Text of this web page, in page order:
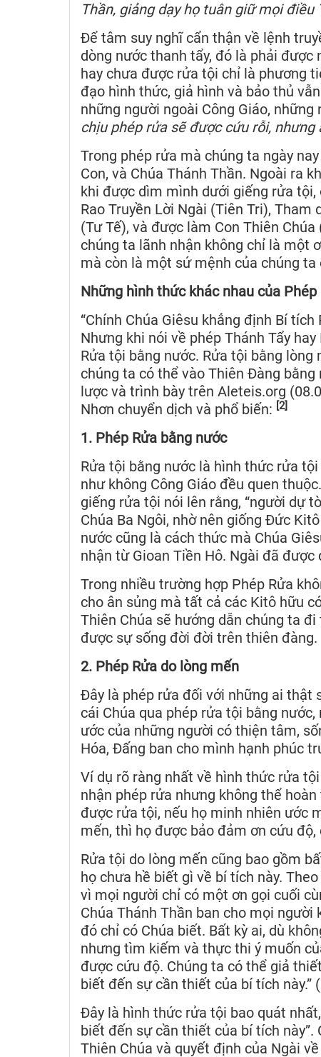
Thần, giảng dạy họ tuân giữ mọi điều
Để tâm suy nghĩ cẩn thận về lệnh
dòng nước thanh tẩy, đó là phải
hay chưa được rửa tội chỉ là phương
đạo hình thức, giả hình và bảo thủ
những người ngoài Công Giáo,
chịu phép rửa sẽ được cứu rỗi,
Trong phép rửa mà chúng ta ngày
Con, và Chúa Thánh Thần. Ngoài ra
khi được dìm mình dưới giếng rửa
Rao Truyền Lời Ngài (Tiên Tri),
(Tư Tế), và được làm Con Thiên
chúng ta lãnh nhận không chỉ là một
mà còn là một sứ mệnh của chúng
Những hình thức khác nhau của Phép
“Chính Chúa Giêsu khẳng định Bí
Nhưng khi nói về phép Thánh Tẩy
Rửa tội bằng nước. Rửa tội bằng lòng
chúng ta có thể vào Thiên Đàng
lược và trình bày trên Aleteis.org
Nhơn chuyển dịch và phổ biến: [2]
1. Phép Rửa bằng nước
Rửa tội bằng nước là hình thức rửa
như không Công Giáo đều quen
giếng rửa tội nói lên rằng, “người dự
Chúa Ba Ngôi, nhờ nên giống Đức
nước cũng là cách thức mà Chúa
nhận từ Gioan Tiền Hô. Ngài đã
Trong nhiều trường hợp Phép Rửa
cho ân sủng mà tất cả các Kitô hữu
Thiên Chúa sẽ hướng dẫn chúng ta
được sự sống đời đời trên thiên đàng.
2. Phép Rửa do lòng mến
Đây là phép rửa đối với những ai thật
cái Chúa qua phép rửa tội bằng
ước của những người có thiện tâm,
Hóa, Đấng ban cho mình hạnh phúc
Ví dụ rõ ràng nhất về hình thức rửa
nhận phép rửa nhưng không thể
được rửa tội, nếu họ minh nhiên ước
mến, thì họ được bảo đảm ơn cứu độ,
Rửa tội do lòng mến cũng bao gồm
họ chưa hề biết gì về bí tích này.
vì mọi người chỉ có một ơn gọi cuối
Chúa Thánh Thần ban cho mọi
đó chỉ có Chúa biết. Bất kỳ ai, dù
nhưng tìm kiếm và thực thi ý muốn
được cứu độ. Chúng ta có thể giả
biết đến sự cần thiết của bí tích này.”
Đây là hình thức rửa tội bao quát
biết đến sự cần thiết của bí tích
Thiên Chúa và quyết định của Ngài